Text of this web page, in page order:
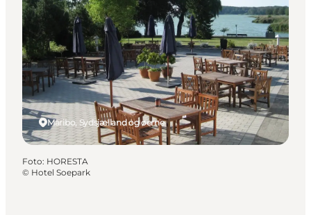
Destinationer
Oplevelser
Overnatning
Planlæg ferien
Maribo, Sydsjælland og øerne
Foto: HORESTA
© Hotel Soepark